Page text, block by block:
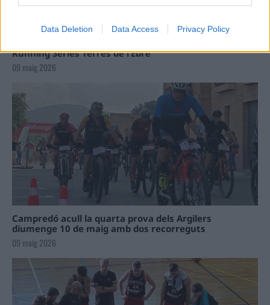
Data Deletion Data Access Privacy Policy
Running Sèries Terres de l’Ebre
09 maig 2026
Campredó acull la quarta prova dels Argilers
diumenge 10 de maig amb dos recorreguts
09 maig 2026